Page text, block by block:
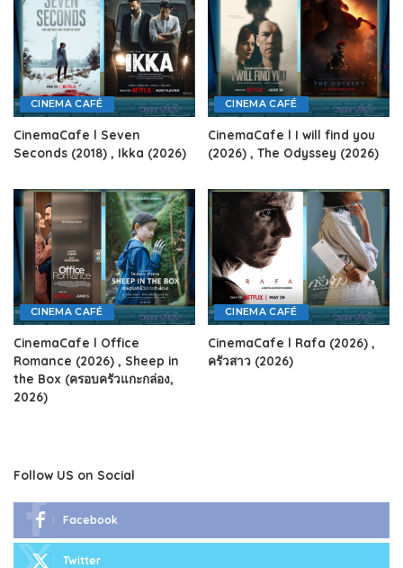
CINEMA CAFÉ
CinemaCafe l Seven
Seconds (2018) , Ikka (2026)
CINEMA CAFÉ
CinemaCafe l I will find you
(2026) , The Odyssey (2026)
CINEMA CAFÉ
CinemaCafe l Office
Romance (2026) , Sheep in
the Box (ครอบครัวแกะกล่อง,
2026)
CINEMA CAFÉ
CinemaCafe l Rafa (2026) ,
ครัวสาว (2026)
Follow US on Social
Facebook
Twitter